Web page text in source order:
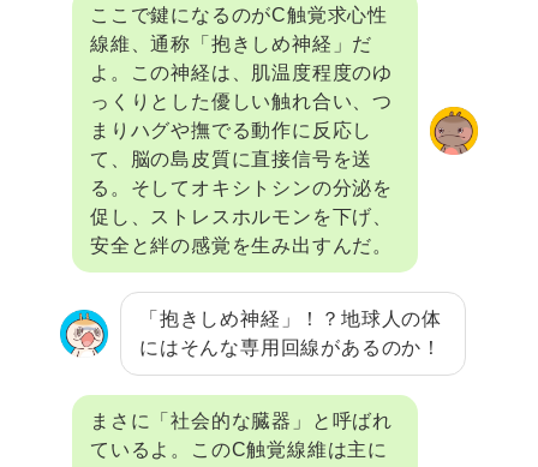
ここで鍵になるのがC触覚求心性
線維、通称「抱きしめ神経」だ
よ。この神経は、肌温度程度のゆ
っくりとした優しい触れ合い、つ
まりハグや撫でる動作に反応し
て、脳の島皮質に直接信号を送
る。そしてオキシトシンの分泌を
促し、ストレスホルモンを下げ、
安全と絆の感覚を生み出すんだ。
「抱きしめ神経」！？地球人の体
にはそんな専用回線があるのか！
まさに「社会的な臓器」と呼ばれ
ているよ。このC触覚線維は主に